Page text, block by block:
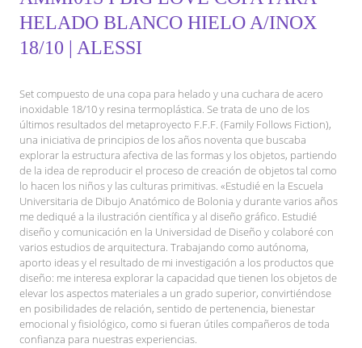
HELADO BLANCO HIELO A/INOX
18/10 | ALESSI
Set compuesto de una copa para helado y una cuchara de acero
inoxidable 18/10 y resina termoplástica. Se trata de uno de los
últimos resultados del metaproyecto F.F.F. (Family Follows Fiction),
una iniciativa de principios de los años noventa que buscaba
explorar la estructura afectiva de las formas y los objetos, partiendo
de la idea de reproducir el proceso de creación de objetos tal como
lo hacen los niños y las culturas primitivas. «Estudié en la Escuela
Universitaria de Dibujo Anatómico de Bolonia y durante varios años
me dediqué a la ilustración científica y al diseño gráfico. Estudié
diseño y comunicación en la Universidad de Diseño y colaboré con
varios estudios de arquitectura. Trabajando como autónoma,
aporto ideas y el resultado de mi investigación a los productos que
diseño: me interesa explorar la capacidad que tienen los objetos de
elevar los aspectos materiales a un grado superior, convirtiéndose
en posibilidades de relación, sentido de pertenencia, bienestar
emocional y fisiológico, como si fueran útiles compañeros de toda
confianza para nuestras experiencias.